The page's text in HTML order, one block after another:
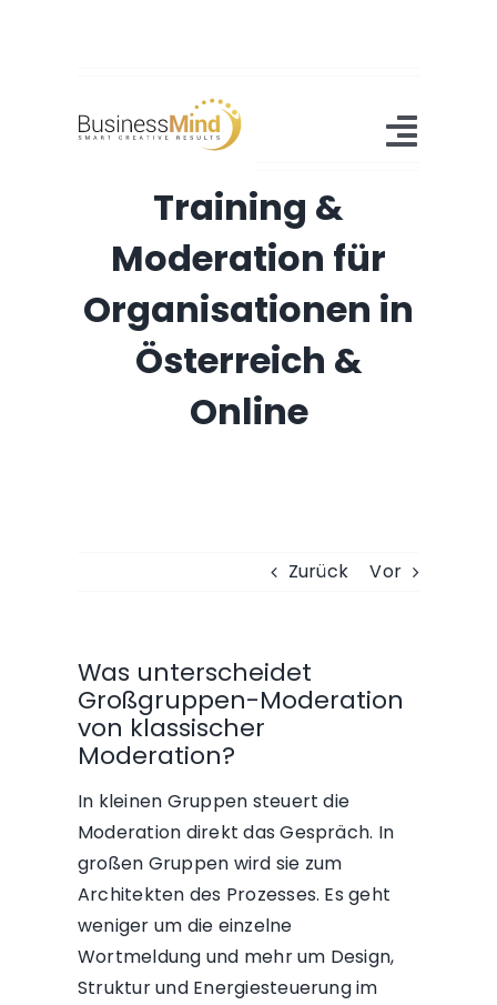
springen
Home
Angebot
Training &
Moderation für
Organisationen in
Österreich &
Online
Zurück Vor
Was unterscheidet
Großgruppen-Moderation
von klassischer
Moderation?
In kleinen Gruppen steuert die
Moderation direkt das Gespräch. In
großen Gruppen wird sie zum
Architekten des Prozesses. Es geht
weniger um die einzelne
Wortmeldung und mehr um Design,
Struktur und Energiesteuerung im